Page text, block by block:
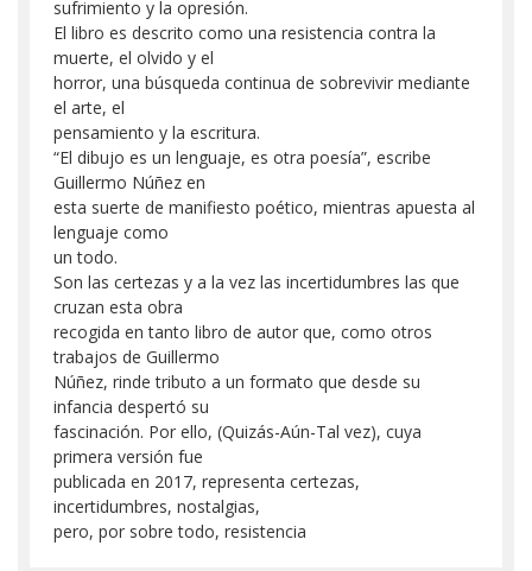
sufrimiento y la opresión.
El libro es descrito como una resistencia contra la
muerte, el olvido y el
horror, una búsqueda continua de sobrevivir mediante
el arte, el
pensamiento y la escritura.
“El dibujo es un lenguaje, es otra poesía”, escribe
Guillermo Núñez en
esta suerte de manifiesto poético, mientras apuesta al
lenguaje como
un todo.
Son las certezas y a la vez las incertidumbres las que
cruzan esta obra
recogida en tanto libro de autor que, como otros
trabajos de Guillermo
Núñez, rinde tributo a un formato que desde su
infancia despertó su
fascinación. Por ello, (Quizás-Aún-Tal vez), cuya
primera versión fue
publicada en 2017, representa certezas,
incertidumbres, nostalgias,
pero, por sobre todo, resistencia